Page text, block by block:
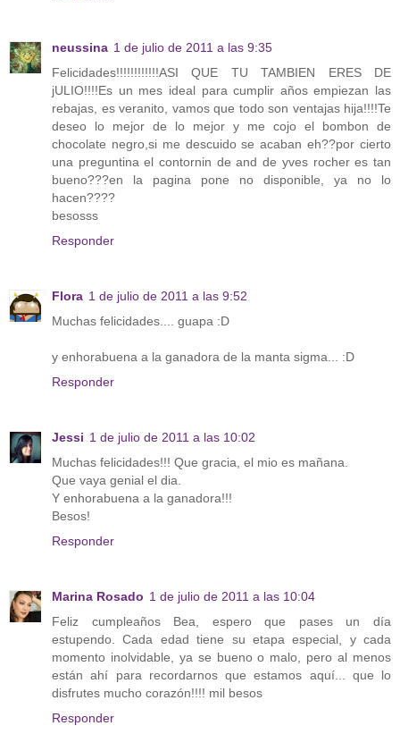
neussina 1 de julio de 2011 a las 9:35
Felicidades!!!!!!!!!!!!ASI QUE TU TAMBIEN ERES DE
jULIO!!!!Es un mes ideal para cumplir años empiezan las
rebajas, es veranito, vamos que todo son ventajas hija!!!!Te
deseo lo mejor de lo mejor y me cojo el bombon de
chocolate negro,si me descuido se acaban eh??por cierto
una preguntina el contornin de and de yves rocher es tan
bueno???en la pagina pone no disponible, ya no lo
hacen????
besosss
Responder
Flora 1 de julio de 2011 a las 9:52
Muchas felicidades.... guapa :D
y enhorabuena a la ganadora de la manta sigma... :D
Responder
Jessi 1 de julio de 2011 a las 10:02
Muchas felicidades!!! Que gracia, el mio es mañana.
Que vaya genial el dia.
Y enhorabuena a la ganadora!!!
Besos!
Responder
Marina Rosado 1 de julio de 2011 a las 10:04
Feliz cumpleaños Bea, espero que pases un día
estupendo. Cada edad tiene su etapa especial, y cada
momento inolvidable, ya se bueno o malo, pero al menos
están ahí para recordarnos que estamos aquí... que lo
disfrutes mucho corazón!!!! mil besos
Responder